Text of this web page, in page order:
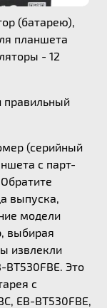
(батарею),
планшета
- 12
правильный
(серийный
с парт-
выпуска,
модели
выбирая
извлекли
Это
с
EB-BT530FBE,